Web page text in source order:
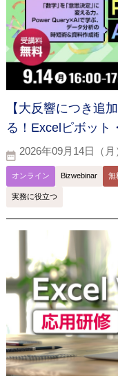
【大反響につき追
る！Excelピボット
2026年09月14日（
オンライン Bizwebinar 無
実務に役立つ